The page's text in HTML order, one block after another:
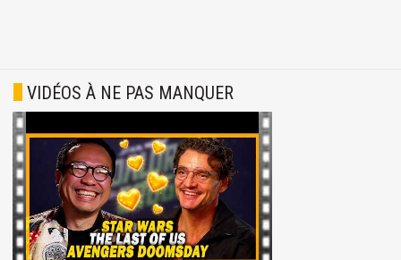
VIDÉOS À NE PAS MANQUER